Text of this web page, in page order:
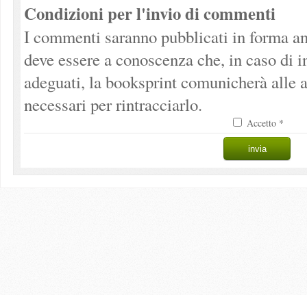
Condizioni per l'invio di commenti
I commenti saranno pubblicati in forma
deve essere a conoscenza che, in caso
adeguati, la booksprint comunicherà alle
necessari per rintracciarlo.
Accetto *